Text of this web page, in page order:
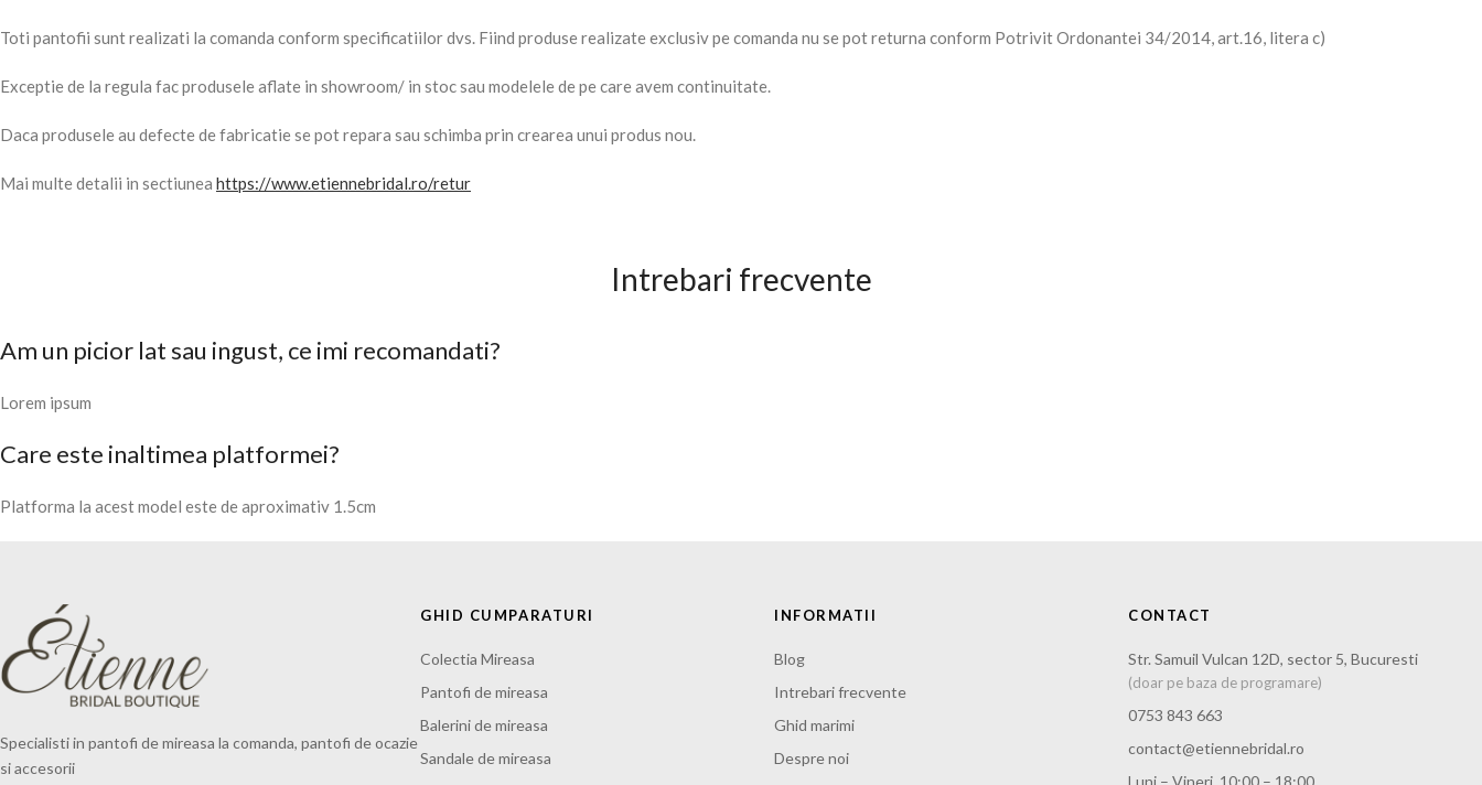
Toti pantofii sunt realizati la comanda conform specificatiilor dvs. Fiind produse realizate exclusiv pe comanda nu se pot returna conform Potrivit Ordonantei 34/2014, art.16, litera c)
Exceptie de la regula fac produsele aflate in showroom/ in stoc sau modelele de pe care avem continuitate.
Daca produsele au defecte de fabricatie se pot repara sau schimba prin crearea unui produs nou.
Mai multe detalii in sectiunea https://www.etiennebridal.ro/retur
Intrebari frecvente
Am un picior lat sau ingust, ce imi recomandati?
Lorem ipsum
Care este inaltimea platformei?
Platforma la acest model este de aproximativ 1.5cm
Specialisti in pantofi de mireasa la comanda, pantofi de ocazie
si accesorii
GHID CUMPARATURI
Colectia Mireasa
Pantofi de mireasa
Balerini de mireasa
Sandale de mireasa
INFORMATII
Blog
Intrebari frecvente
Ghid marimi
Despre noi
CONTACT
Str. Samuil Vulcan 12D, sector 5, Bucuresti
(doar pe baza de programare)
0753 843 663
contact@etiennebridal.ro
Luni – Vineri, 10:00 – 18:00